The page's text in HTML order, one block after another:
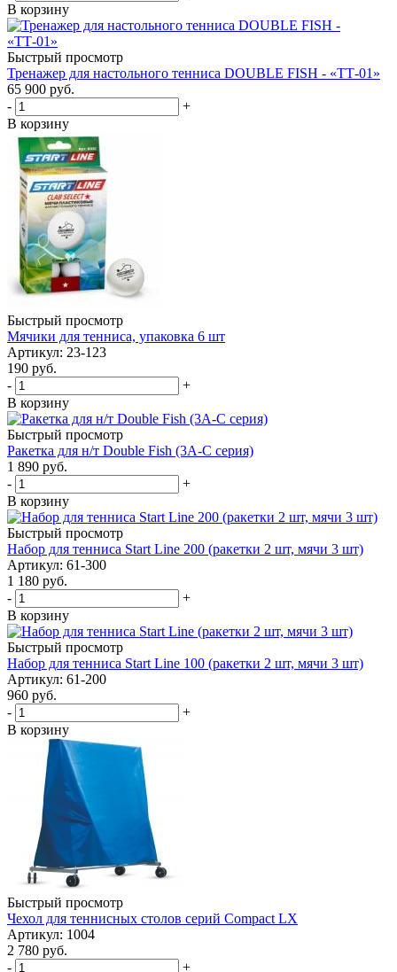
В корзину
Быстрый просмотр
Тренажер для настольного тенниса DOUBLE FISH - «ТТ-01»
65 900 руб.
-
+
В корзину
Быстрый просмотр
Мячики для тенниса, упаковка 6 шт
Артикул: 23-123
190 руб.
-
+
В корзину
Быстрый просмотр
Ракетка для н/т Double Fish (3А-С серия)
1 890 руб.
-
+
В корзину
Быстрый просмотр
Набор для тенниса Start Line 200 (ракетки 2 шт, мячи 3 шт)
Артикул: 61-300
1 180 руб.
-
+
В корзину
Быстрый просмотр
Набор для тенниса Start Line 100 (ракетки 2 шт, мячи 3 шт)
Артикул: 61-200
960 руб.
-
+
В корзину
Быстрый просмотр
Чехол для теннисных столов серий Compact LX
Артикул: 1004
2 780 руб.
-
+